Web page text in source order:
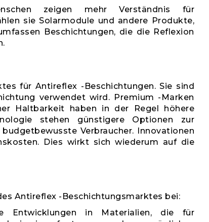
zeigen mehr Verständnis für
sie Solarmodule und andere Produkte,
Beschichtungen, die die Reflexion
für Antireflex -Beschichtungen. Sie sind
verwendet wird. Premium -Marken
Haltbarkeit haben in der Regel höhere
stehen günstigere Optionen zur
Verbraucher. Innovationen
Dies wirkt sich wiederum auf die
Antireflex -Beschichtungsmarktes bei:
Entwicklungen in Materialien, die für